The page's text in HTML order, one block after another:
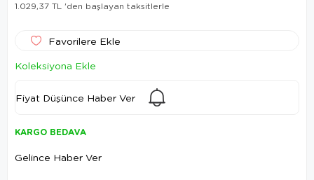
1.029,37 TL 'den başlayan taksitlerle
Favorilere Ekle
Koleksiyona Ekle
Fiyat Düşünce Haber Ver
KARGO BEDAVA
Gelince Haber Ver